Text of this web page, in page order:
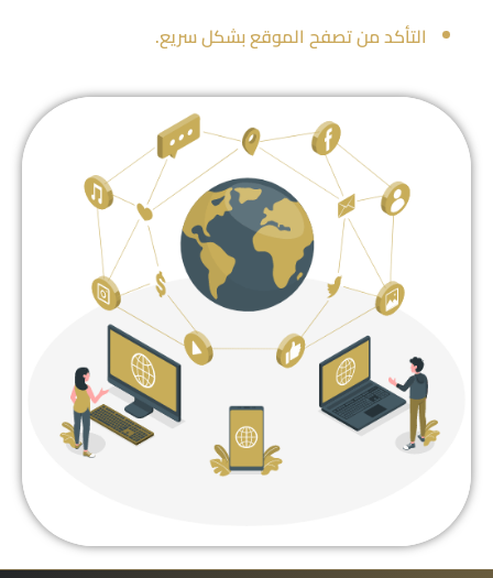
التأكد من تصفح الموقع بشكل سريع.